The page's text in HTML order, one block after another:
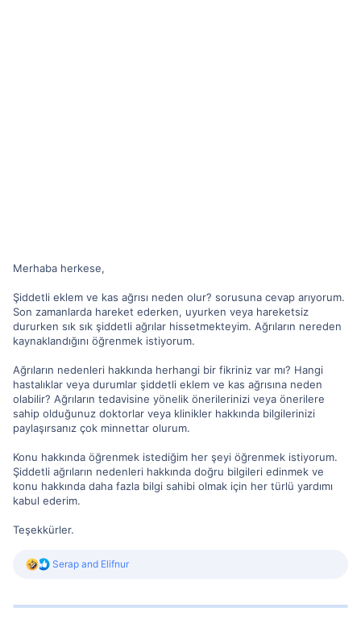
Merhaba herkese,
Şiddetli eklem ve kas ağrısı neden olur? sorusuna cevap arıyorum.
Son zamanlarda hareket ederken, uyurken veya hareketsiz
dururken sık sık şiddetli ağrılar hissetmekteyim. Ağrıların nereden
kaynaklandığını öğrenmek istiyorum.
Ağrıların nedenleri hakkında herhangi bir fikriniz var mı? Hangi
hastalıklar veya durumlar şiddetli eklem ve kas ağrısına neden
olabilir? Ağrıların tedavisine yönelik önerilerinizi veya önerilere
sahip olduğunuz doktorlar veya klinikler hakkında bilgilerinizi
paylaşırsanız çok minnettar olurum.
Konu hakkında öğrenmek istediğim her şeyi öğrenmek istiyorum.
Şiddetli ağrıların nedenleri hakkında doğru bilgileri edinmek ve
konu hakkında daha fazla bilgi sahibi olmak için her türlü yardımı
kabul ederim.
Teşekkürler.
R
Serap and Elifnur